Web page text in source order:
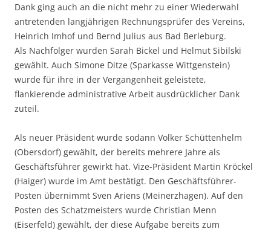
Dank ging auch an die nicht mehr zu einer Wiederwahl
antretenden langjährigen Rechnungsprüfer des Vereins,
Heinrich Imhof und Bernd Julius aus Bad Berleburg.
Als Nachfolger wurden Sarah Bickel und Helmut Sibilski
gewählt. Auch Simone Ditze (Sparkasse Wittgenstein)
wurde für ihre in der Vergangenheit geleistete,
flankierende administrative Arbeit ausdrücklicher Dank
zuteil.
Als neuer Präsident wurde sodann Volker Schüttenhelm
(Obersdorf) gewählt, der bereits mehrere Jahre als
Geschäftsführer gewirkt hat. Vize-Präsident Martin Kröckel
(Haiger) wurde im Amt bestätigt. Den Geschäftsführer-
Posten übernimmt Sven Ariens (Meinerzhagen). Auf den
Posten des Schatzmeisters wurde Christian Menn
(Eiserfeld) gewählt, der diese Aufgabe bereits zum